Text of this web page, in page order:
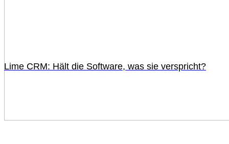
Lime CRM: Hält die Software, was sie verspricht?